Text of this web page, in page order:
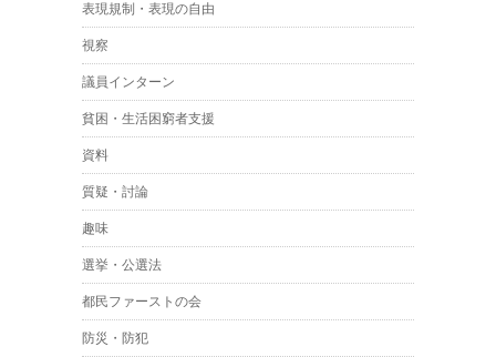
表現規制・表現の自由
視察
議員インターン
貧困・生活困窮者支援
資料
質疑・討論
趣味
選挙・公選法
都民ファーストの会
防災・防犯